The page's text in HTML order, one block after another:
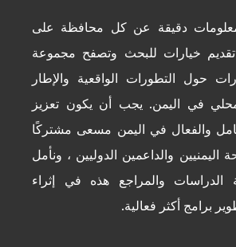
دقيقة عن كل محافظة على
خيارات للبحث وتصفح مجموعة
حول التطورات الواقعية والإطار
في اليمن. يجب أن يكون تعزيز
والفعال في اليمن مسعى مشتركًا
والداعمين الدوليين ، ونأمل
والمراجع هذه في إثراء
برامج أكثر فعالية.